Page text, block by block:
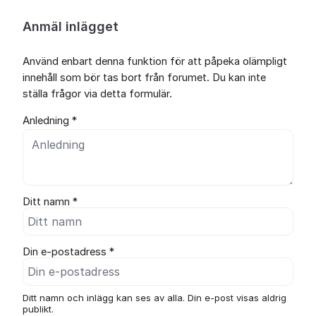
Anmäl inlägget
Använd enbart denna funktion för att påpeka olämpligt
innehåll som bör tas bort från forumet. Du kan inte
ställa frågor via detta formulär.
Anledning *
Ditt namn *
Din e-postadress *
Ditt namn och inlägg kan ses av alla. Din e-post visas aldrig
publikt.